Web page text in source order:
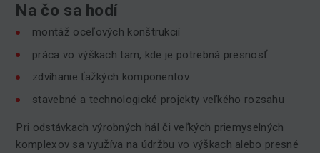
Na čo sa hodí
montáž oceľových konštrukcií
práca vo výškach tam, kde je potrebná presnosť
zdvíhanie ťažkých komponentov
stavebné a technologické projekty veľkého rozsahu
Pri odstávkach výrobných hál či veľkých priemyselných
komplexov sa využíva na údržbu vo výškach alebo presné